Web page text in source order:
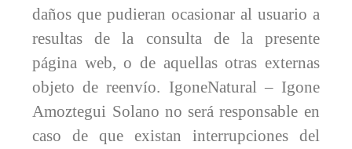
daños que pudieran ocasionar al usuario a
resultas de la consulta de la presente
página web, o de aquellas otras externas
objeto de reenvío. IgoneNatural – Igone
Amoztegui Solano no será responsable en
caso de que existan interrupciones del